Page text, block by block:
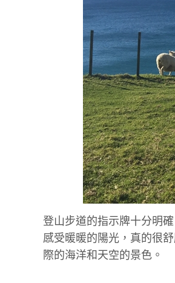
登山步道的指示牌十分明
感受暖暖的陽光，真的很
際的海洋和天空的景色。